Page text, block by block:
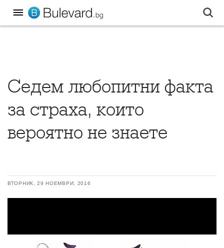
Седем любопитни факта
за страха, които
вероятно не знаете
ВТОРНИК, 29 НОЕМВРИ, 2016